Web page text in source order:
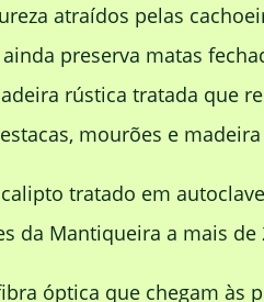
atraídos pelas
preserva matas
rústica tratada que
mourões e madeira
tratado em
da Mantiqueira a mais
óptica que chegam às